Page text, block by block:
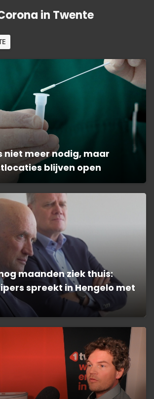
in Twente
niet meer nodig, maar
blijven open
maanden ziek thuis:
spreekt in Hengelo met